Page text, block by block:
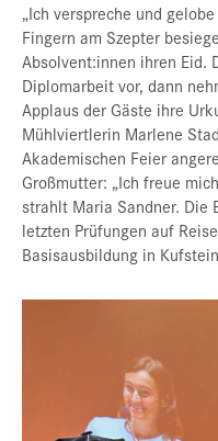
„Ich verspreche und
Fingern am Szepter
Absolvent:innen ihren Eid.
Diplomarbeit vor, dann
Applaus der Gäste ihre
Mühlviertlerin Marlene
Akademischen Feier
Großmutter: „Ich freue
strahlt Maria Sandner. Die
letzten Prüfungen auf
Basisausbildung in